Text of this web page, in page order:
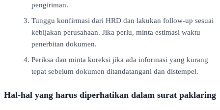
pengiriman.
Tunggu konfirmasi dari HRD dan lakukan follow-up sesuai
kebijakan perusahaan. Jika perlu, minta estimasi waktu
penerbitan dokumen.
Periksa dan minta koreksi jika ada informasi yang kurang
tepat sebelum dokumen ditandatangani dan distempel.
Hal-hal yang harus diperhatikan dalam surat paklaring